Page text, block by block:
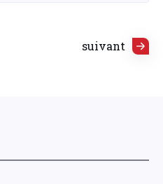
suivant